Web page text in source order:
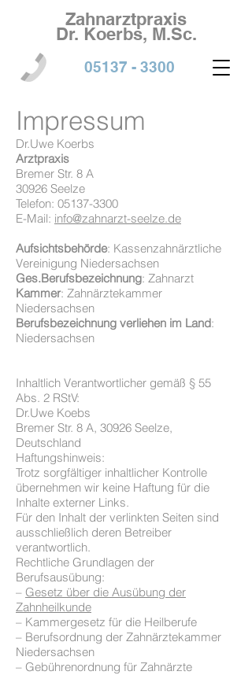
05137 - 3300
Zahnarztpraxis
Dr. Koerbs, M.Sc.
Impressum
Dr.Uwe Koerbs
Arztpraxis
Bremer Str. 8 A
30926 Seelze
Telefon: 05137-3300
E-Mail: info@zahnarzt-seelze.de
Aufsichtsbehörde: Kassenzahnärztliche
Vereinigung Niedersachsen
Ges.Berufsbezeichnung: Zahnarzt
Kammer: Zahnärztekammer
Niedersachsen
Berufsbezeichnung verliehen im Land:
Niedersachsen
Inhaltlich Verantwortlicher gemäß § 55
Abs. 2 RStV:
Dr.Uwe Koebs
Bremer Str. 8 A, 30926 Seelze,
Deutschland
Haftungshinweis:
Trotz sorgfältiger inhaltlicher Kontrolle
übernehmen wir keine Haftung für die
Inhalte externer Links.
Für den Inhalt der verlinkten Seiten sind
ausschließlich deren Betreiber
verantwortlich.
Rechtliche Grundlagen der
Berufsausübung:
– Gesetz über die Ausübung der
Zahnheilkunde
– Kammergesetz für die Heilberufe
– Berufsordnung der Zahnärztekammer
Niedersachsen
– Gebührenordnung für Zahnärzte